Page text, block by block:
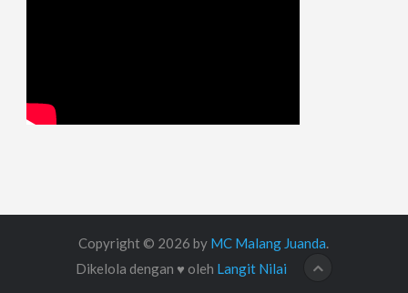
Copyright © 2026 by MC Malang Juanda.
Dikelola dengan ♥ oleh Langit Nilai